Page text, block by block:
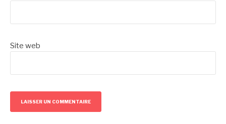
Site web